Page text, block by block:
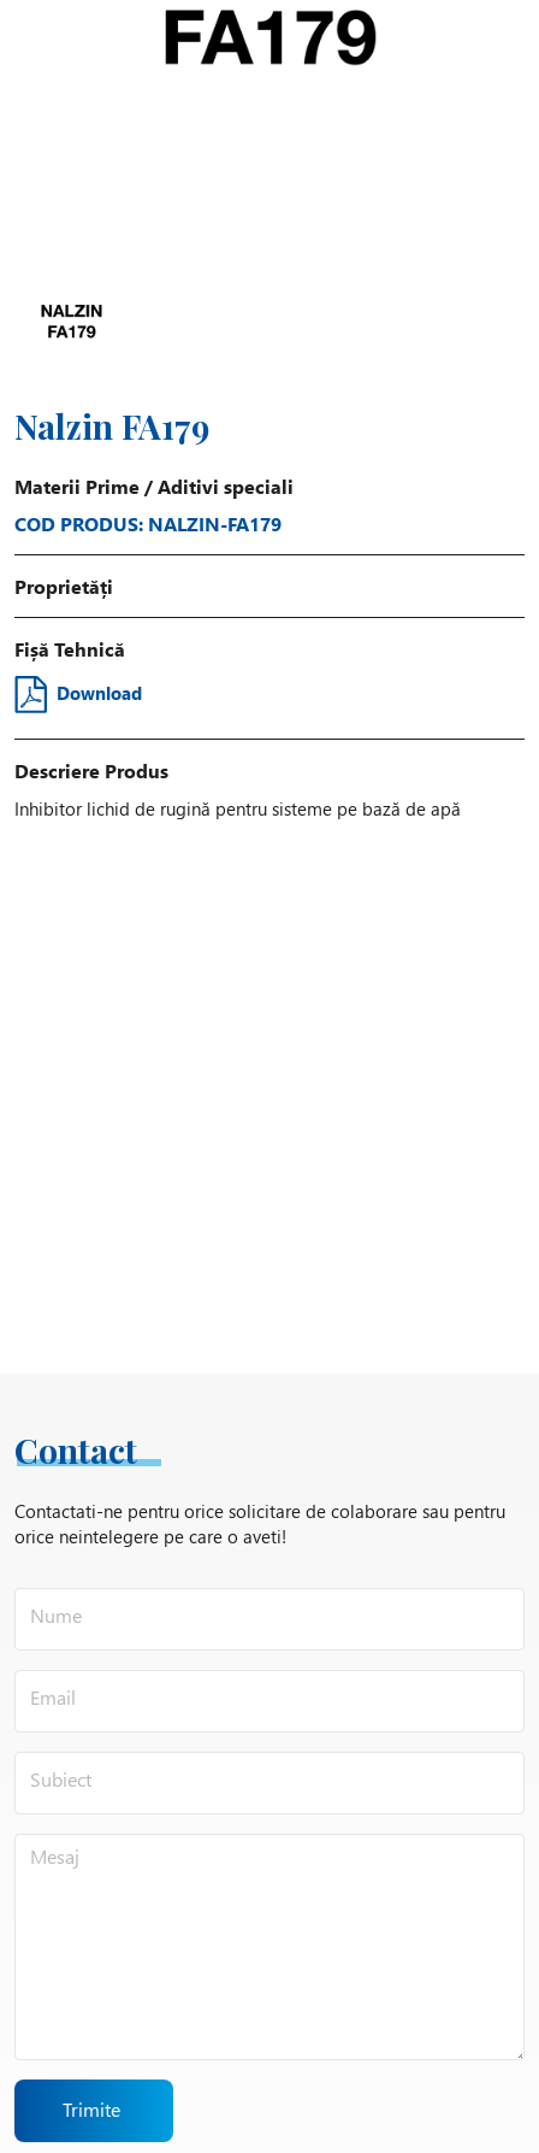
Nalzin FA179
Materii Prime /Aditivi speciali
COD PRODUS: NALZIN-FA179
Proprietăți
Fișă Tehnică
Download
Descriere Produs
Inhibitor lichid de rugină pentru sisteme pe bază de apă
Contact
Contactati-ne pentru orice solicitare de colaborare sau pentru
orice neintelegere pe care o aveti!
Trimite